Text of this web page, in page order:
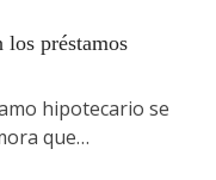
los préstamos
hipotecario se
que…